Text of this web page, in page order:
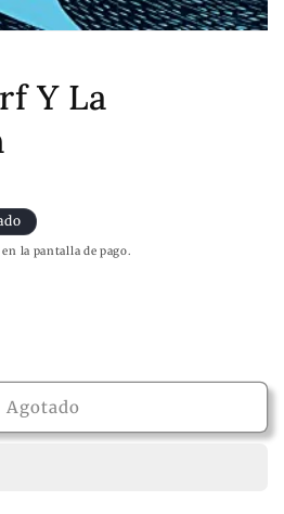
Y La
la pantalla de pago.
Agotado